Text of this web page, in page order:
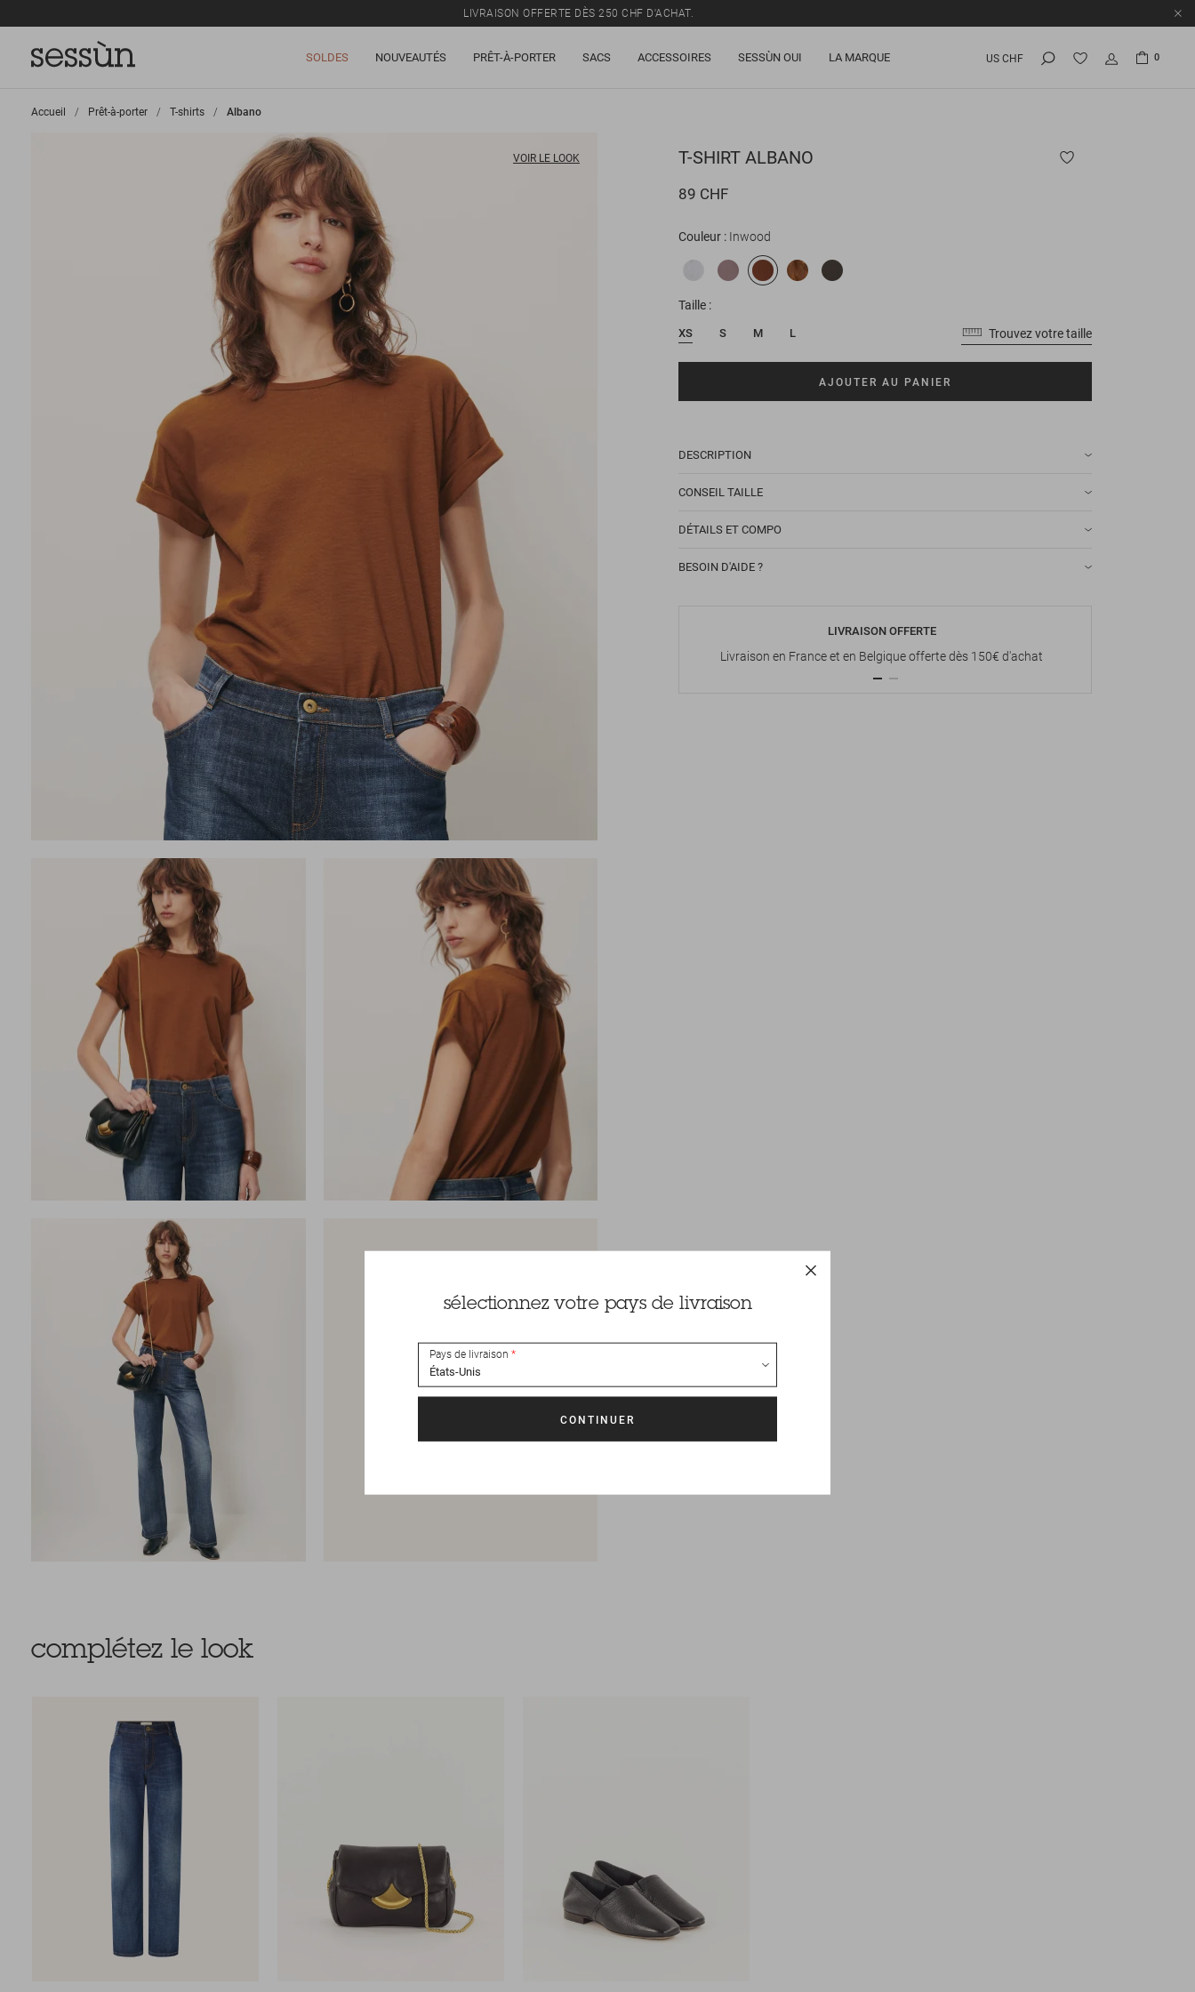
LIVRAISON OFFERTE DÈS 250 CHF D'ACHAT.
SOLDES NOUVEAUTÉS PRÊT-À-PORTER SACS ACCESSOIRES SESSÙN OUI LA MARQUE US CHF 0
Accueil >
Prêt-à-porter >
T-shirts >
Albano
VOIR LE LOOK T-SHIRT ALBANO
89 CHF
Couleur Inwood
Taille
XS S M L Trouvez votre taille
AJOUTER AU PANIER
DESCRIPTION
CONSEIL TAILLE
DÉTAILS ET COMPO
BESOIN D'AIDE ?
LIVRAISON OFFERTE
Livraison en France et en Belgique offerte dès 150€ d'achat
complétez le look
sélectionnez votre pays de livraison
Pays de livraison